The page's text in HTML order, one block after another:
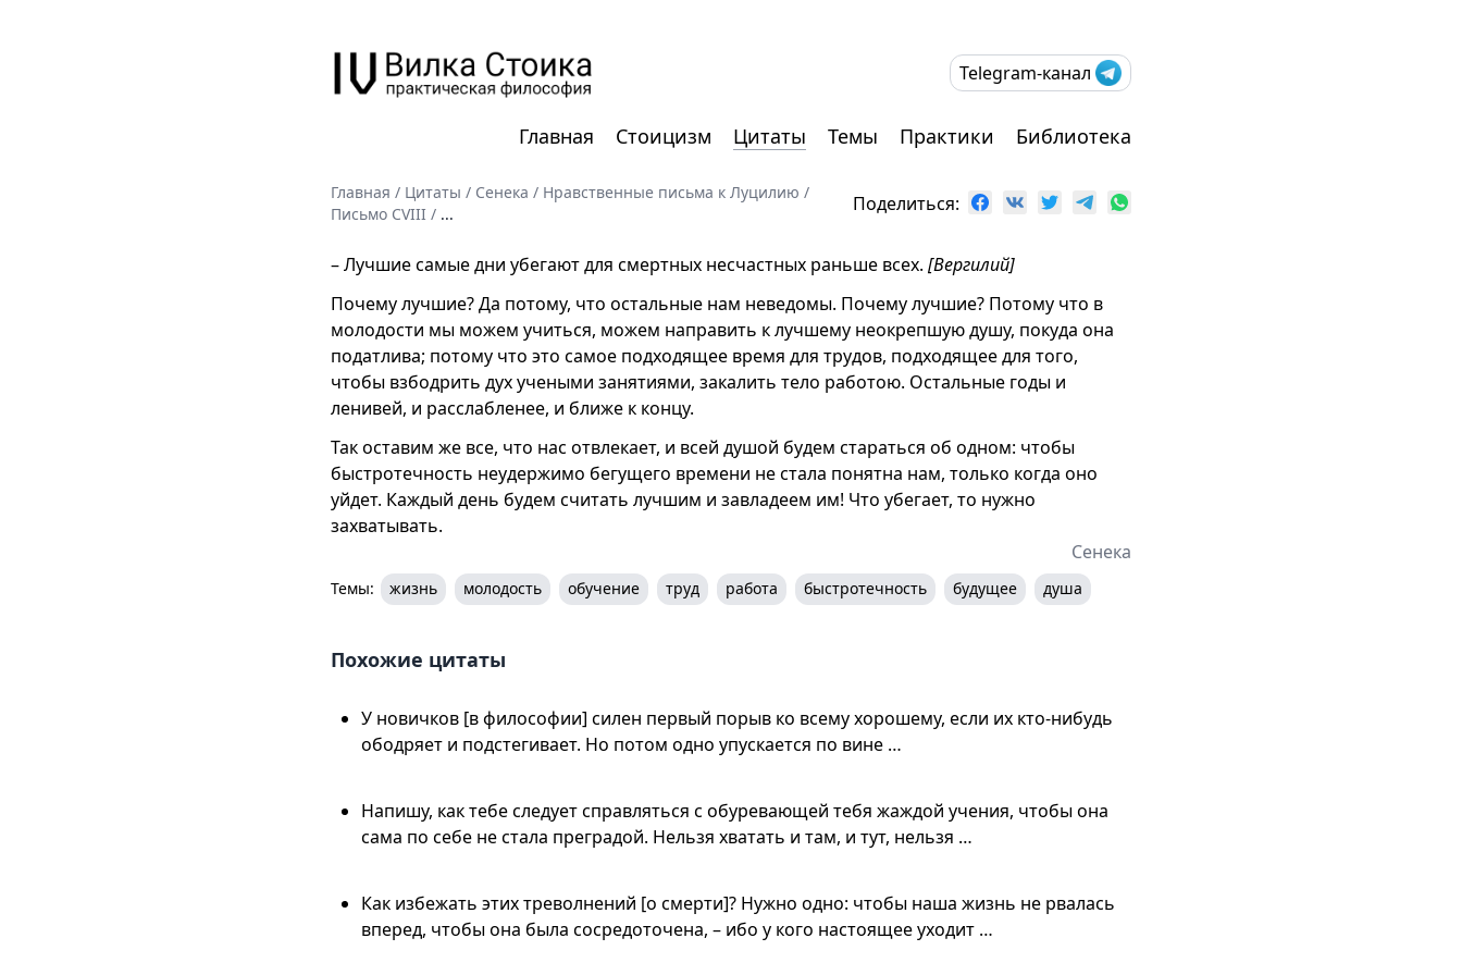
Telegram-канал
Главная Стоицизм Цитаты Темы Практики Библиотека
Главная / Цитаты / Сенека / Нравственные письма к Луцилию /
Письмо CVIII / ... Поделиться:
– Лучшие самые дни убегают для смертных несчастных раньше всех. [Вергилий]
Почему лучшие? Да потому, что остальные нам неведомы. Почему лучшие? Потому что в
молодости мы можем учиться, можем направить к лучшему неокрепшую душу, покуда она
податлива; потому что это самое подходящее время для трудов, подходящее для того,
чтобы взбодрить дух учеными занятиями, закалить тело работою. Остальные годы и
ленивей, и расслабленее, и ближе к концу.
Так оставим же все, что нас отвлекает, и всей душой будем стараться об одном: чтобы
быстротечность неудержимо бегущего времени не стала понятна нам, только когда оно
уйдет. Каждый день будем считать лучшим и завладеем им! Что убегает, то нужно
захватывать.
Сенека
Темы: жизнь молодость обучение труд работа быстротечность будущее душа
Похожие цитаты
У новичков [в философии] силен первый порыв ко всему хорошему, если их кто-нибудь
ободряет и подстегивает. Но потом одно упускается по вине …
Напишу, как тебе следует справляться с обуревающей тебя жаждой учения, чтобы она
сама по себе не стала преградой. Нельзя хватать и там, и тут, нельзя …
Как избежать этих треволнений [о смерти]? Нужно одно: чтобы наша жизнь не рвалась
вперед, чтобы она была сосредоточена, – ибо у кого настоящее уходит …